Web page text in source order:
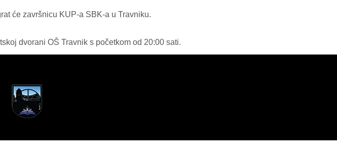
će završnicu KUP-a SBK-a u Travniku.
dvorani OŠ Travnik s početkom od 20:00 sati.